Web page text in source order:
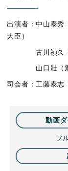
出演者：中山泰秀
大臣）
古川禎久（衆
山口壯（衆議
司会者：工藤泰志
動画
フ